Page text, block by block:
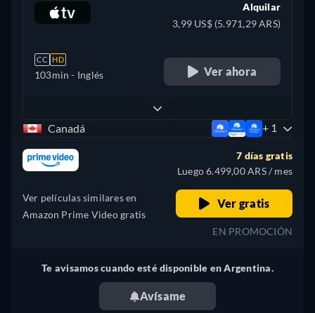
CC HD
103min - Inglés
Alquilar
3,99 US$ (5.971,29 ARS)
Ver ahora
Canadá + 1
Ver películas similares en
Amazon Prime Video gratis
7 días gratis
Luego 6.499,00 ARS / mes
Ver gratis
EN PROMOCIÓN
Te avisamos cuando esté disponible en Argentina.
Avísame